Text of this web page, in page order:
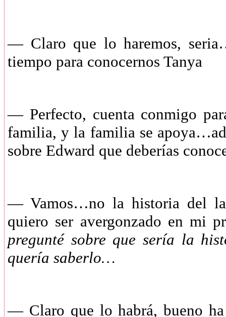
— Claro que lo haremos,
tiempo para conocernos Tanya
— Perfecto, cuenta conmigo
familia, y la familia se
sobre Edward que deberías
— Vamos…no la historia del
quiero ser avergonzado en mi
pregunté sobre que sería la
quería saberlo…
— Claro que lo habrá, bueno